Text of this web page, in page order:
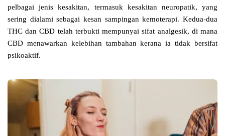
pelbagai jenis kesakitan, termasuk kesakitan neuropatik, yang
sering dialami sebagai kesan sampingan kemoterapi. Kedua-dua
THC dan CBD telah terbukti mempunyai sifat analgesik, di mana
CBD menawarkan kelebihan tambahan kerana ia tidak bersifat
psikoaktif.